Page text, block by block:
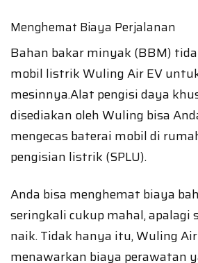
Menghemat Biaya Perjalanan
Bahan bakar minyak (BBM)
mobil listrik Wuling Air EV
mesinnya.Alat pengisi daya
disediakan oleh Wuling bisa
mengecas baterai mobil di
pengisian listrik (SPLU).
Anda bisa menghemat biaya
seringkali cukup mahal, apalagi
naik. Tidak hanya itu, Wuling
menawarkan biaya perawatan